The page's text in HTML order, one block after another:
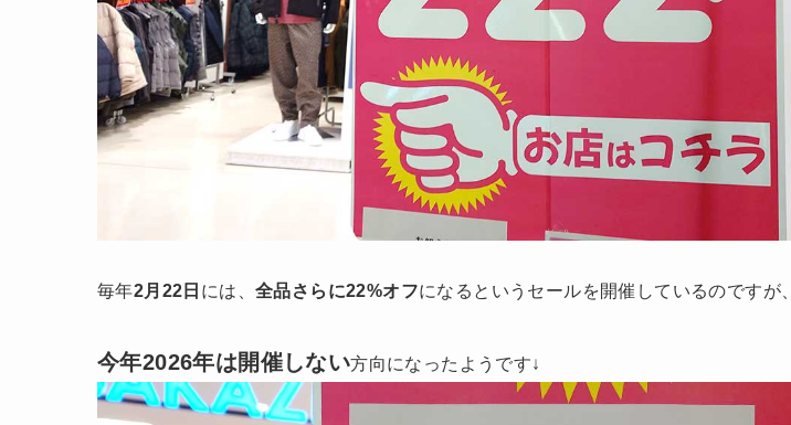
毎年2月22日 には、全品さらに22%オフになるというセールを開催しているのですが、
今年2026年は開催しない方向になったようです↓